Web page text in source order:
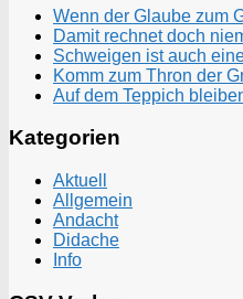
Wenn der Glaube zum
Damit rechnet doch
Schweigen ist auch
Komm zum Thron der
Auf dem Teppich
Kategorien
Aktuell
Allgemein
Andacht
Didache
Info